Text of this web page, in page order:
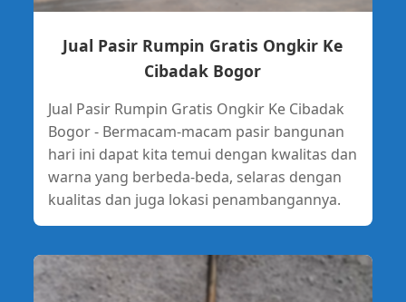
Jual Pasir Rumpin Gratis Ongkir Ke
Cibadak Bogor
Jual Pasir Rumpin Gratis Ongkir Ke Cibadak
Bogor - Bermacam-macam pasir bangunan
hari ini dapat kita temui dengan kwalitas dan
warna yang berbeda-beda, selaras dengan
kualitas dan juga lokasi penambangannya.